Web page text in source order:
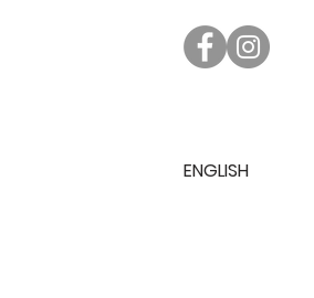
ENGLISH